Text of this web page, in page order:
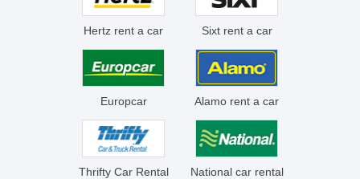
Hertz rent a car Sixt rent a car
Europcar Alamo rent a car
Thrifty Car Rental National car rental